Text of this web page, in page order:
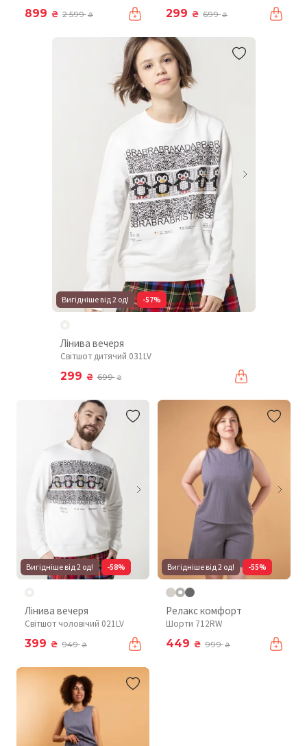
899 ₴ 2 599₴ 299 ₴ 699₴
Вигідніше від 2 од! -57%
Лінива вечеря
Світшот дитячий 031LV
299 ₴ 699₴
Вигідніше від 2 од! -58%
Лінива вечеря
Світшот чоловічий 021LV
399 ₴ 949₴
Вигідніше від 2 од! -55%
Релакс комфорт
Шорти 712RW
449 ₴ 999₴